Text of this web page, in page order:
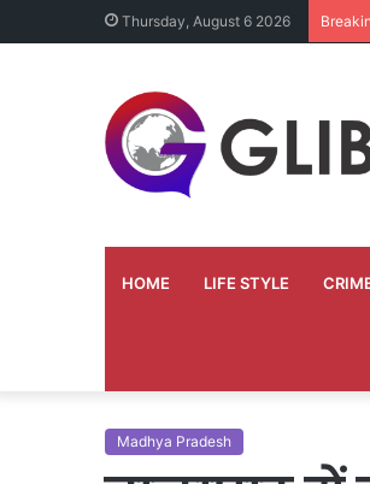
Thursday, August 6 2026
HOME LIFE STYLE
Madhya Pradesh